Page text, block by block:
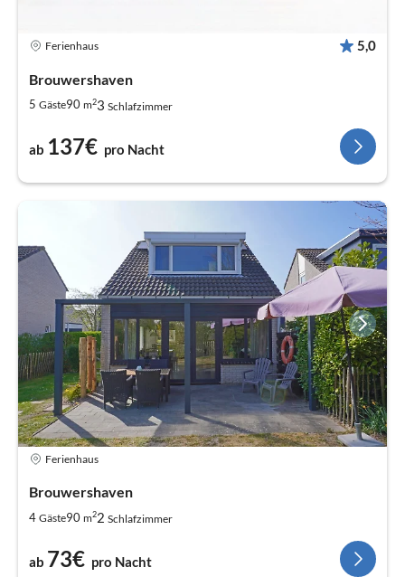
Ferienhaus 5,0
Brouwershaven
5 Gäste90 m23 Schlafzimmer
ab 137€ pro Nacht
Ferienhaus
Brouwershaven
4 Gäste90 m22 Schlafzimmer
ab 73€ pro Nacht